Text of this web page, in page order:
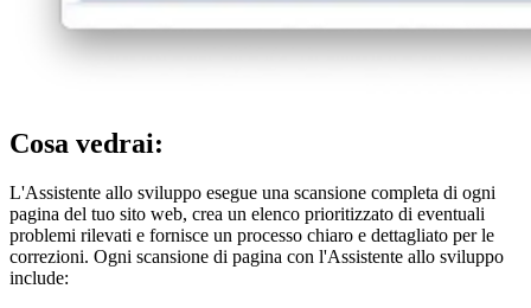
Cosa vedrai:
L'Assistente allo sviluppo esegue una scansione completa di ogni
pagina del tuo sito web, crea un elenco prioritizzato di eventuali
problemi rilevati e fornisce un processo chiaro e dettagliato per le
correzioni. Ogni scansione di pagina con l'Assistente allo sviluppo
include: